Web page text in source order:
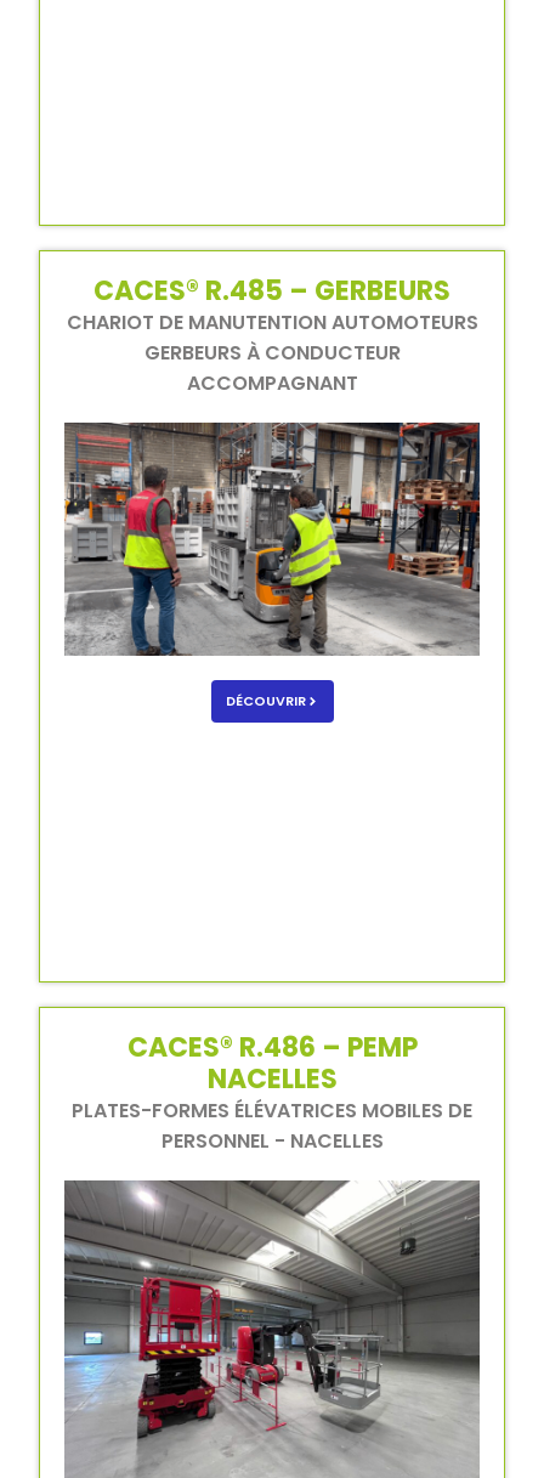
CACES® R.485 – GERBEURS
CHARIOT DE MANUTENTION AUTOMOTEURS
GERBEURS À CONDUCTEUR
ACCOMPAGNANT
DÉCOUVRIR
CACES® R.486 – PEMP
NACELLES
PLATES-FORMES ÉLÉVATRICES MOBILES DE
PERSONNEL - NACELLES